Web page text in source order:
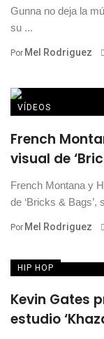
Gunna no deja la
su ...
Por Mel Rodriguez
VÍDEOS
French
visual de
French Montana y
de ‘Bricks & Bags’,
Por Mel Rodriguez
HIP HOP
Kevin Gates
estudio